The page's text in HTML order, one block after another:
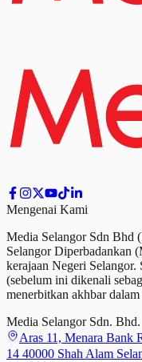
Mengenai Kami
Media Selangor Sdn Bhd
Selangor Diperbadankan
kerajaan Negeri
(sebelum ini dikenali
menerbitkan akhbar
Media Selangor Sdn. Bhd.
Aras 11, Menara Bank
14 40000 Shah Alam